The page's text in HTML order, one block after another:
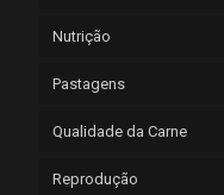
Nutrição
Pastagens
Qualidade da Carne
Reprodução